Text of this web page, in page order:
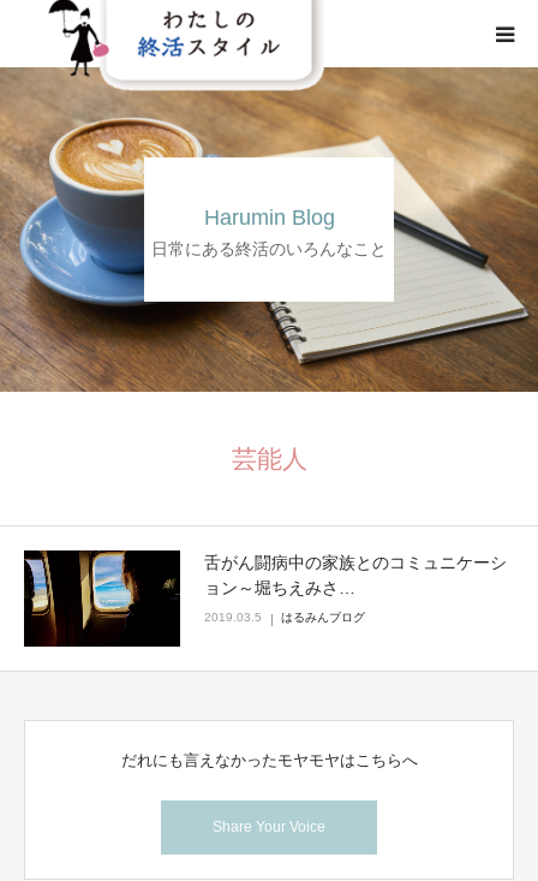
Harumin Blog
日常にある終活のいろんなこと
芸能人
舌がん闘病中の家族とのコミュニケーシ
ョン～堀ちえみさ…
2019.03.5 はるみんブログ
だれにも言えなかったモヤモヤはこちらへ
Share Your Voice
わたしの終活スタイルとは
事業概要
事業内容
メディア